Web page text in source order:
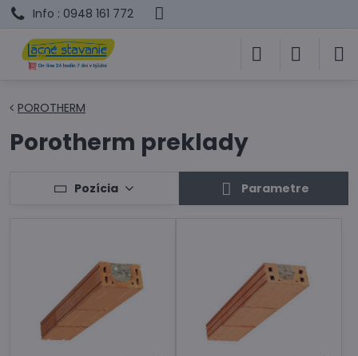
Info : 0948 161 772
POROTHERM
Porotherm preklady
Pozícia Parametre